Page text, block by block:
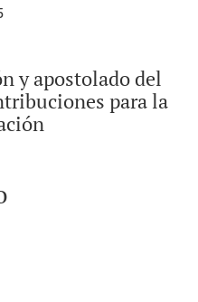
y apostolado del
para la